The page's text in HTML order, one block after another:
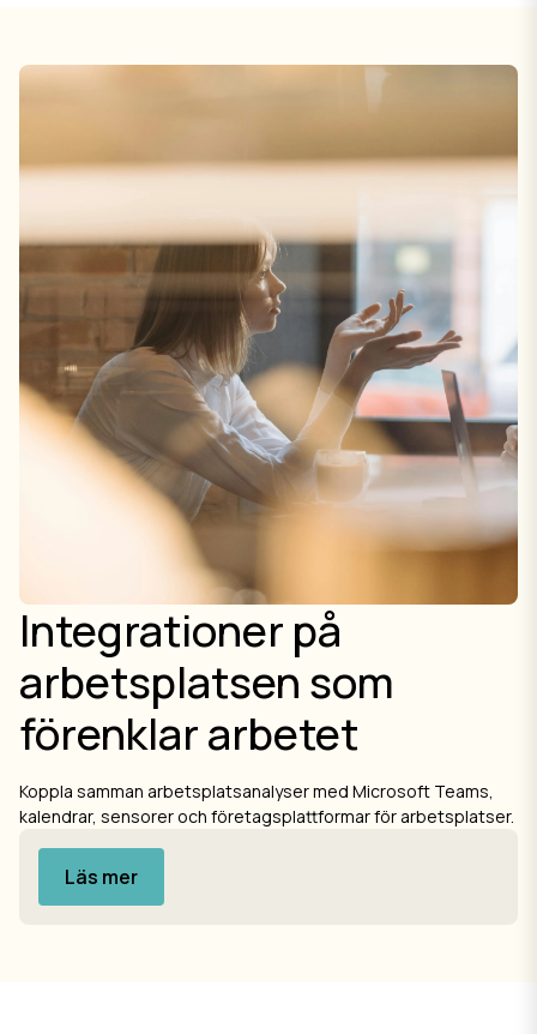
Integrationer på
arbetsplatsen som
förenklar arbetet
Koppla samman arbetsplatsanalyser med Microsoft Teams,
kalendrar, sensorer och företagsplattformar för arbetsplatser.
Läs mer